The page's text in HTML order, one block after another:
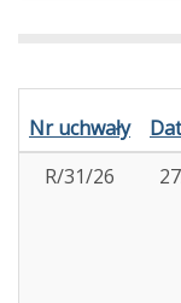
Nr uchwały
R/31/26